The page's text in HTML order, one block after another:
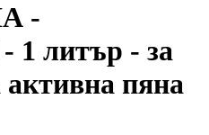
-
литър - за
активна пяна